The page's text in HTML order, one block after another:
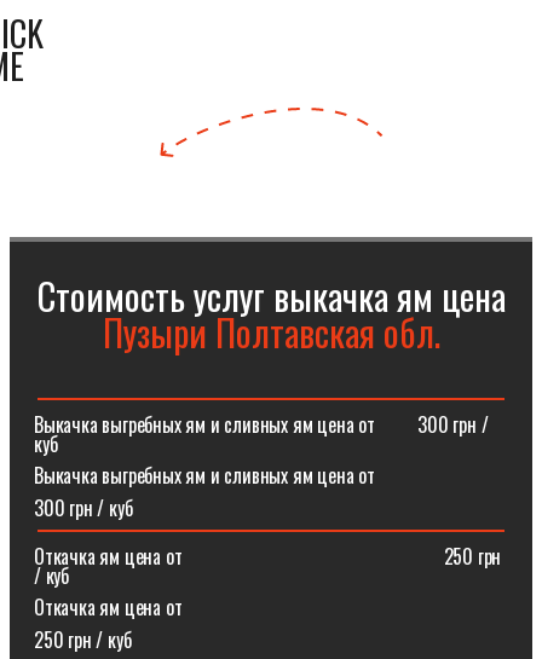
Стоимость услуг выкачка ям цена
Пузыри Полтавская обл.
Выкачка выгребных ям и сливных ям цена от⠀⠀⠀300 грн /
куб
Выкачка выгребных ям и сливных ям цена от
300 грн / куб
Откачка ям цена от ⠀⠀⠀⠀⠀⠀⠀⠀⠀⠀⠀⠀⠀⠀⠀⠀⠀⠀250 грн
/ куб
Откачка ям цена от
250 грн / куб